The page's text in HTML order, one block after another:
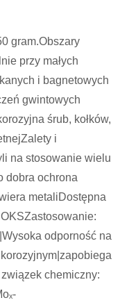
gram.Obszary
przy małych
i bagnetowych
gwintowych
śrub, kołków,
i
na stosowanie wielu
dobra ochrona
metaliDostępna
odporność na
chemiczny: